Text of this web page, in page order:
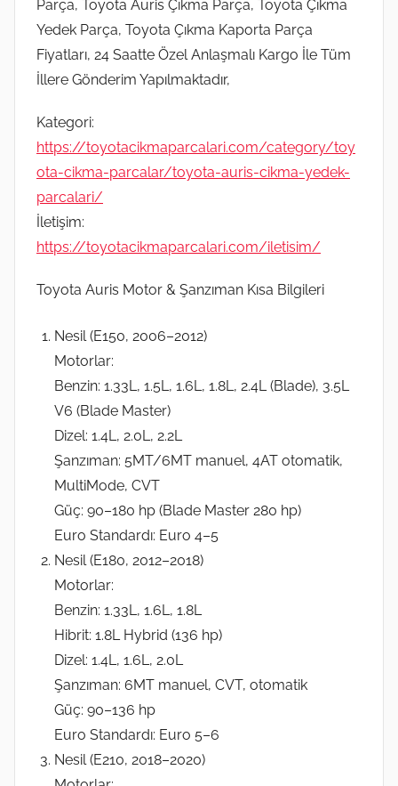
Parça, Toyota Auris Çıkma Parça, Toyota Çıkma
Yedek Parça, Toyota Çıkma Kaporta Parça
Fiyatları, 24 Saatte Özel Anlaşmalı Kargo İle Tüm
İllere Gönderim Yapılmaktadır,
Kategori:
https://toyotacikmaparcalari.com/category/toy
ota-cikma-parcalar/toyota-auris-cikma-yedek-
parcalari/
İletişim:
https://toyotacikmaparcalari.com/iletisim/
Toyota Auris Motor & Şanzıman Kısa Bilgileri
Nesil (E150, 2006–2012)
Motorlar:
Benzin: 1.33L, 1.5L, 1.6L, 1.8L, 2.4L (Blade), 3.5L
V6 (Blade Master)
Dizel: 1.4L, 2.0L, 2.2L
Şanzıman: 5MT/6MT manuel, 4AT otomatik,
MultiMode, CVT
Güç: 90–180 hp (Blade Master 280 hp)
Euro Standardı: Euro 4–5
Nesil (E180, 2012–2018)
Motorlar:
Benzin: 1.33L, 1.6L, 1.8L
Hibrit: 1.8L Hybrid (136 hp)
Dizel: 1.4L, 1.6L, 2.0L
Şanzıman: 6MT manuel, CVT, otomatik
Güç: 90–136 hp
Euro Standardı: Euro 5–6
Nesil (E210, 2018–2020)